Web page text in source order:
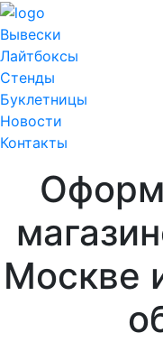
Вывески
Лайтбоксы
Стенды
Буклетницы
Новости
Контакты
Москве